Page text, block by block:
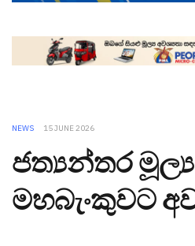
NEWS 15 JUNE 2026
ජත්‍යන්තර
මහබැංකුවට